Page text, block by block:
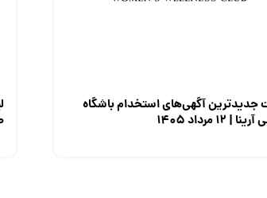
جدیدترین آگهی‌های استخدام باشگاه
| ۱۲ مرداد ۱۴۰۵